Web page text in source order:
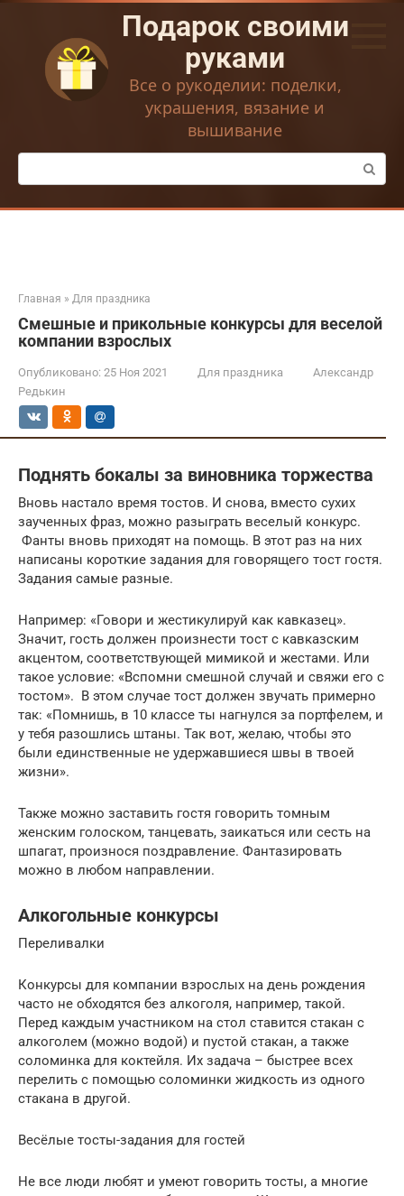
Перейти
контенту
Подарок своими
руками
Все о рукоделии: поделки,
украшения, вязание и
вышивание
Поиск:
Главная » Для праздника
Смешные и прикольные конкурсы для веселой
компании взрослых
Опубликовано: 25 Ноя 2021 Для праздника
Александр
Редькин
Поднять бокалы за виновника торжества
Вновь настало время тостов. И снова, вместо сухих
заученных фраз, можно разыграть веселый конкурс.
Фанты вновь приходят на помощь. В этот раз на них
написаны короткие задания для говорящего тост гостя.
Задания самые разные.
Например: «Говори и жестикулируй как кавказец».
Значит, гость должен произнести тост с кавказским
акцентом, соответствующей мимикой и жестами. Или
такое условие: «Вспомни смешной случай и свяжи его с
тостом». В этом случае тост должен звучать примерно
так: «Помнишь, в 10 классе ты нагнулся за портфелем, и
у тебя разошлись штаны. Так вот, желаю, чтобы это
были единственные не удержавшиеся швы в твоей
жизни».
Также можно заставить гостя говорить томным
женским голоском, танцевать, заикаться или сесть на
шпагат, произнося поздравление. Фантазировать
можно в любом направлении.
Алкогольные конкурсы
Переливалки
Конкурсы для компании взрослых на день рождения
часто не обходятся без алкоголя, например, такой.
Перед каждым участником на стол ставится стакан с
алкоголем (можно водой) и пустой стакан, а также
соломинка для коктейля. Их задача – быстрее всех
перелить с помощью соломинки жидкость из одного
стакана в другой.
Весёлые тосты-задания для гостей
Не все люди любят и умеют говорить тосты, а многие